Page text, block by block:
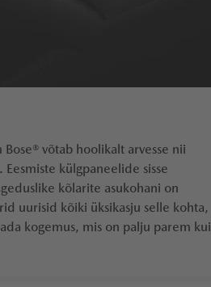
võtab hoolikalt arvesse nii
külgpaneelide sisse
kõlarite asukohani on
uurisid kõiki üksikasju selle kohta,
kogemus, mis on palju parem kui